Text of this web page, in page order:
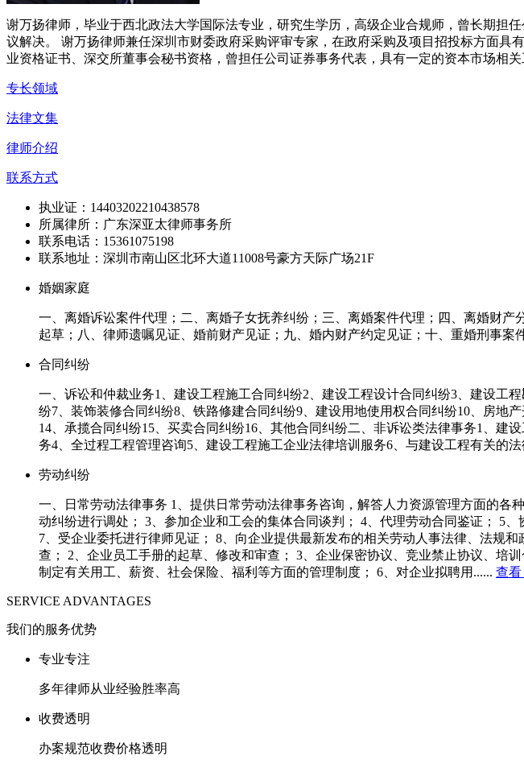
谢万扬律师，毕业于西北政法大学国际法专业，研究生学历，高级企业合规师，曾长期担
议解决。 谢万扬律师兼任深圳市财委政府采购评审专家，在政府采购及项目招投标方面
业资格证书、深交所董事会秘书资格，曾担任公司证券事务代表，具有一定的资本市场相
专长领域
法律文集
律师介绍
联系方式
执业证：14403202210438578
所属律所：广东深亚太律师事务所
联系电话：15361075198
联系地址：深圳市南山区北环大道11008号豪方天际广场21F
婚姻家庭
一、离婚诉讼案件代理；二、离婚子女抚养纠纷；三、离婚案件代理；四、离婚财
起草；八、律师遗嘱见证、婚前财产见证；九、婚内财产约定见证；十、重婚刑事
合同纠纷
一、诉讼和仲裁业务1、建设工程施工合同纠纷2、建设工程设计合同纠纷3、建设工
纷7、装饰装修合同纠纷8、铁路修建合同纠纷9、建设用地使用权合同纠纷10、房地
14、承揽合同纠纷15、买卖合同纠纷16、其他合同纠纷二、非诉讼类法律事务1、
务4、全过程工程管理咨询5、建设工程施工企业法律培训服务6、与建设工程有关的法
劳动纠纷
一、日常劳动法律事务 1、提供日常劳动法律事务咨询，解答人力资源管理方面的
动纠纷进行调处； 3、参加企业和工会的集体合同谈判； 4、代理劳动合同鉴证； 5
7、受企业委托进行律师见证； 8、向企业提供最新发布的相关劳动人事法律、法规
查； 2、企业员工手册的起草、修改和审查； 3、企业保密协议、竞业禁止协议、培
制定有关用工、薪资、社会保险、福利等方面的管理制度； 6、对企业拟聘用...... 查看
SERVICE ADVANTAGES
我们的服务优势
专业专注
多年律师从业经验胜率高
收费透明
办案规范收费价格透明